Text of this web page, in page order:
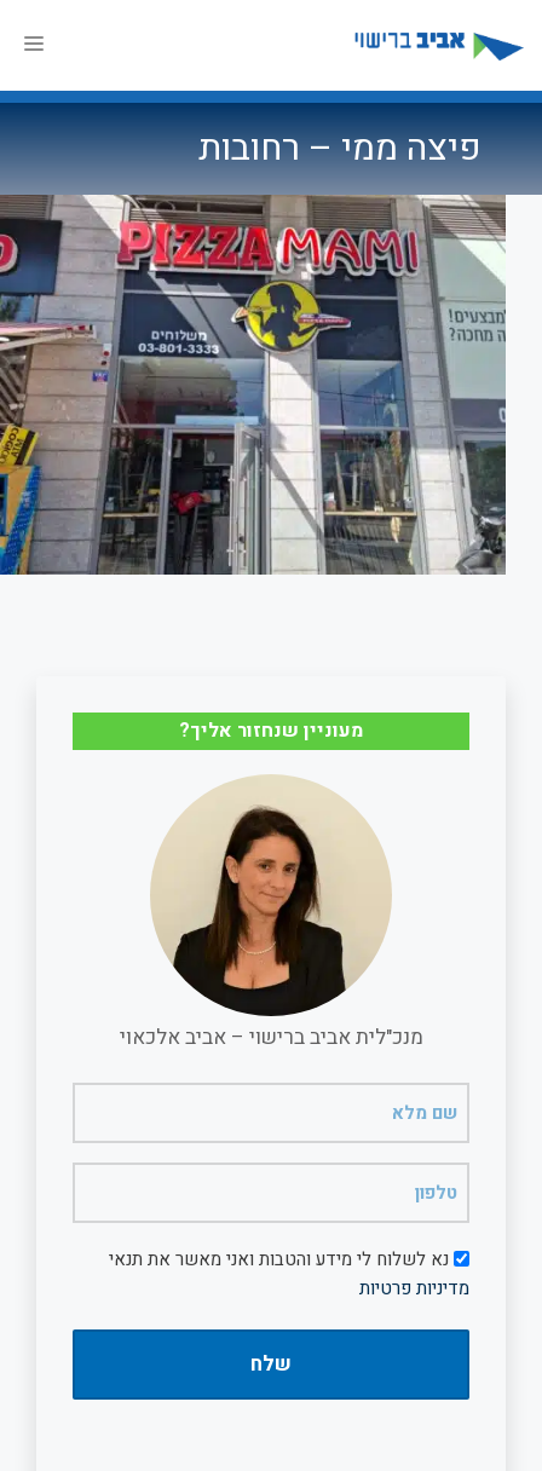
לתוכן
פיצה ממי – רחובות
מעוניין שנחזור אליך?
מנכ"לית אביב ברישוי – אביב אלכאוי
מלא
דיוורנא לשלוח לי מידע והטבות ואני מאשר את תנאי
מדיניות פרטיות